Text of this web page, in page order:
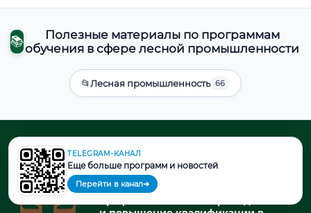
📚
Полезные материалы по программам
обучения в сфере лесной промышленности
📂Лесная промышленность 66
ДОПОЛНИТЕЛЬНОЕ
ПРОФЕССИОНАЛЬНОЕ
ОБРАЗОВАНИЕ В СФЕРЕ ЛЕСНОЙ
ПРОМЫШЛЕННОСТИ
TELEGRAM-КАНАЛ
Еще больше программ и новостей
Перейти в канал➔